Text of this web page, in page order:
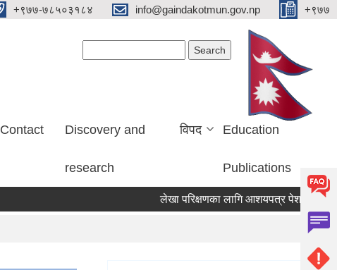
+९७७-७८५०३१८४ info@gaindakotmun.gov.np +९७७
Contact Discovery and
research
विपद Education
Publications
लेखा परिक्षणका लागि आशयपत्र पेश गर्ने सम्बन्धी